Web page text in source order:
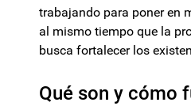
trabajando para poner en
al mismo tiempo que la
busca fortalecer los
Qué son y cómo